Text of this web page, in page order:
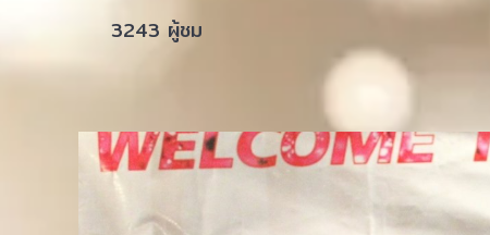
3243 ผู้ชม